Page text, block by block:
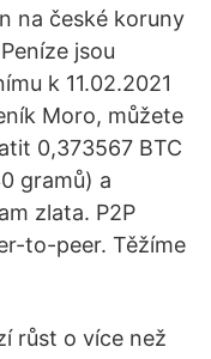
na české koruny
jsou
k 11.02.2021
Moro, můžete
0,373567 BTC
gramů) a
zlata. P2P
to-peer. Těžíme
růst o více než